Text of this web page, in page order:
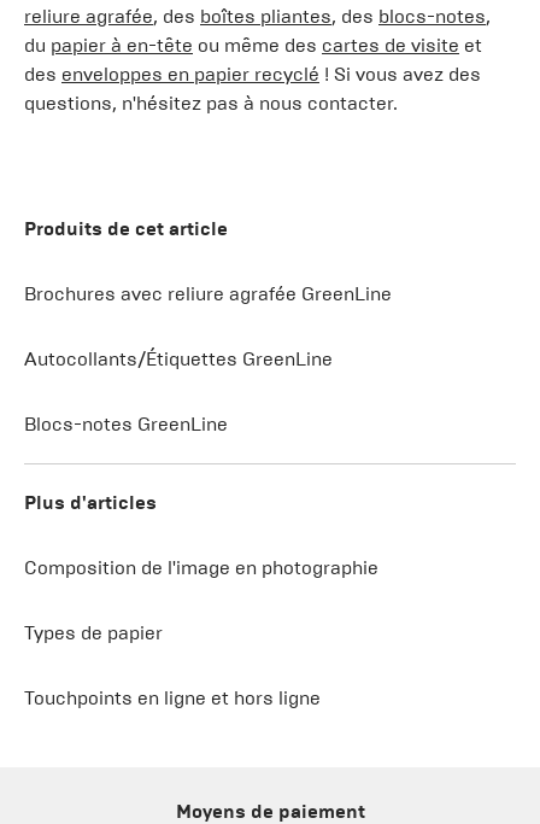
reliure agrafée, des boîtes pliantes, des blocs-notes,
du papier à en-tête ou même des cartes de visite et
des enveloppes en papier recyclé ! Si vous avez des
questions, n'hésitez pas à nous contacter.
Produits de cet article
Brochures avec reliure agrafée GreenLine
Autocollants/Étiquettes GreenLine
Blocs-notes GreenLine
Plus d'articles
Composition de l'image en photographie
Types de papier
Touchpoints en ligne et hors ligne
Moyens de paiement